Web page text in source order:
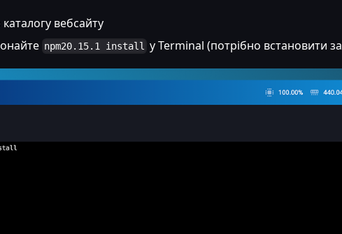
вебсайту
npm20.15.1 install у Terminal (потрібно встановити